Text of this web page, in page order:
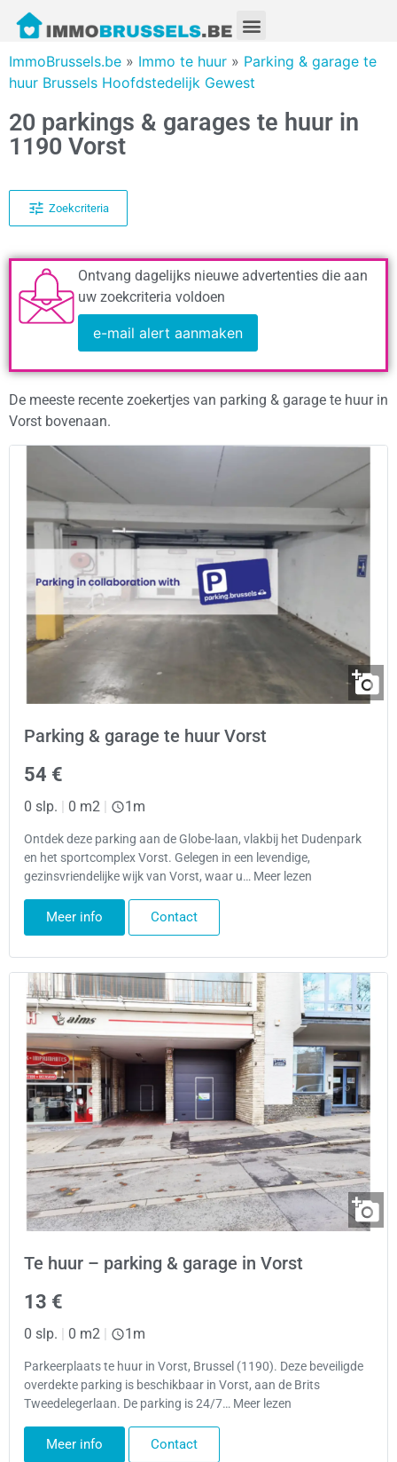
ImmoBrussels.be » Immo te huur » Parking & garage te
huur Brussels Hoofdstedelijk Gewest
20 parkings & garages te huur in
1190 Vorst
Zoekcriteria
Ontvang dagelijks nieuwe advertenties die aan
uw zoekcriteria voldoen
e-mail alert aanmaken
De meeste recente zoekertjes van parking & garage te huur in
Vorst bovenaan.
Parking & garage te huur Vorst
54 €
0 slp. | 0 m2 | 1m
Ontdek deze parking aan de Globe-laan, vlakbij het Dudenpark
en het sportcomplex Vorst. Gelegen in een levendige,
gezinsvriendelijke wijk van Vorst, waar u… Meer lezen
Meer info Contact
Te huur – parking & garage in Vorst
13 €
0 slp. | 0 m2 | 1m
Parkeerplaats te huur in Vorst, Brussel (1190). Deze beveiligde
overdekte parking is beschikbaar in Vorst, aan de Brits
Tweedelegerlaan. De parking is 24/7… Meer lezen
Meer info Contact